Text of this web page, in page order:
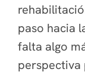
paso hacia
falta algo
perspectiva